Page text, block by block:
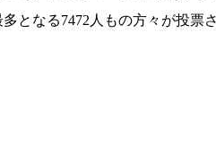
となる7472人もの方々が投票